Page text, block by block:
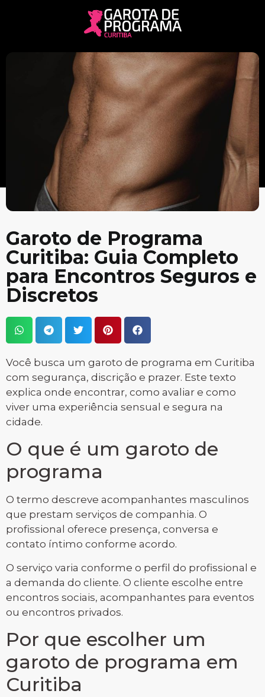
Garoto de Programa
Curitiba: Guia Completo
para Encontros Seguros e
Discretos
Você busca um garoto de programa em Curitiba
com segurança, discrição e prazer. Este texto
explica onde encontrar, como avaliar e como
viver uma experiência sensual e segura na
cidade.
O que é um garoto de
programa
O termo descreve acompanhantes masculinos
que prestam serviços de companhia. O
profissional oferece presença, conversa e
contato íntimo conforme acordo.
O serviço varia conforme o perfil do profissional e
a demanda do cliente. O cliente escolhe entre
encontros sociais, acompanhantes para eventos
ou encontros privados.
Por que escolher um
garoto de programa em
Curitiba